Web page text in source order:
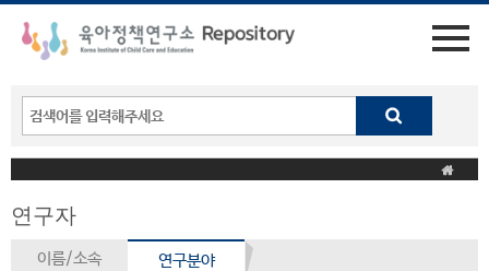
연구자
이름/소속 연구분야